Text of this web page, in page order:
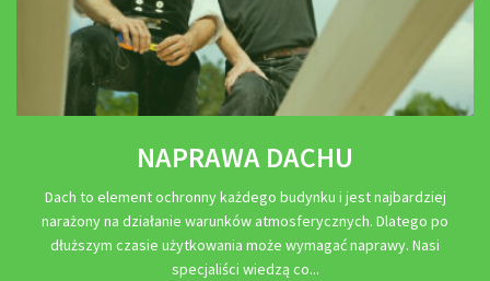
NAPRAWA DACHU
Dach to element ochronny każdego budynku i jest najbardziej
narażony na działanie warunków atmosferycznych. Dlatego po
dłuższym czasie użytkowania może wymagać naprawy. Nasi
specjaliści wiedzą co